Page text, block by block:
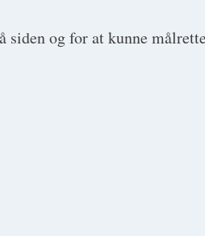
og for at kunne